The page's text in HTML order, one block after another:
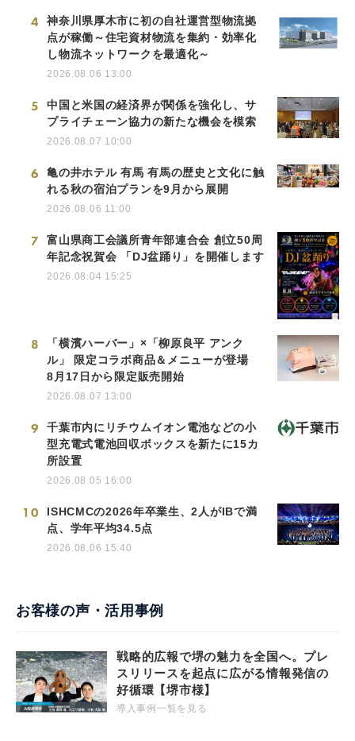
4
神奈川県厚木市に初の自社運営型物流拠
点が稼働～住宅資材物流を集約・効率化
し物流ネットワークを最適化～
2026.08.06 13:00
5
中国と米国の経済界が関係を強化し、サ
プライチェーン協力の新たな機会を模索
2026.08.07 10:00
6
亀の井ホテル 有馬 有馬の歴史と文化に触
れる秋の宿泊プランを9月から展開
2026.08.06 11:00
7
富山県商工会議所青年部連合会 創立50周
年記念祝賀会 「DJ盆踊り」を開催します
2026.08.04 15:25
8
「横濱ハーバー」×「柳原良平 アンク
ル」 限定コラボ商品＆メニューが登場
8月17日から限定販売開始
2026.08.07 13:00
9
千葉市内にリチウムイオン電池などの小
型充電式電池回収ボックスを新たに15カ
所設置
2026.08.05 16:00
10
ISHCMCの2026年卒業生、2人がIBで満
点、学年平均34.5点
2026.08.06 15:40
お客様の声・活用事例
戦略的広報で堺の魅力を全国へ。プレ
スリリースを起点に広がる情報発信の
好循環【堺市様】
導入事例一覧を見る